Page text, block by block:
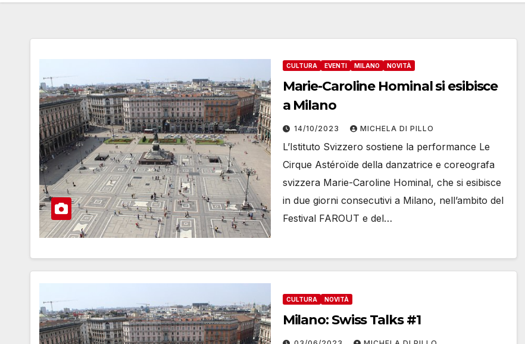
CULTURA EVENTI MILANO NOVITÀ
Marie-Caroline Hominal si esibisce
a Milano
14/10/2023 MICHELA DI PILLO
L’Istituto Svizzero sostiene la performance Le
Cirque Astéroïde della danzatrice e coreografa
svizzera Marie-Caroline Hominal, che si esibisce
in due giorni consecutivi a Milano, nell’ambito del
Festival FAROUT e del…
CULTURA NOVITÀ
Milano: Swiss Talks #1